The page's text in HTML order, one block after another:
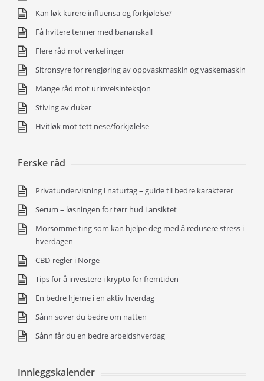
Kan løk kurere influensa og forkjølelse?
Få hvitere tenner med bananskall
Flere råd mot verkefinger
Sitronsyre for rengjøring av oppvaskmaskin og vaskemaskin
Mange råd mot urinveisinfeksjon
Stiving av duker
Hvitløk mot tett nese/forkjølelse
Ferske råd
Privatundervisning i naturfag – guide til bedre karakterer
Serum – løsningen for tørr hud i ansiktet
Morsomme ting som kan hjelpe deg med å redusere stress i
hverdagen
CBD-regler i Norge
Tips for å investere i krypto for fremtiden
En bedre hjerne i en aktiv hverdag
Sånn sover du bedre om natten
Sånn får du en bedre arbeidshverdag
Innleggskalender